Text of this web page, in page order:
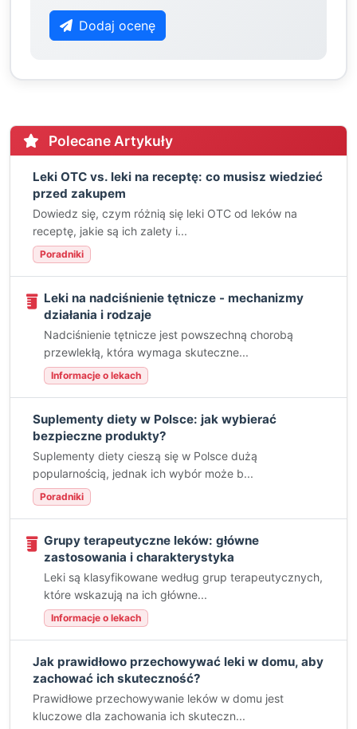
Dodaj ocenę
Polecane Artykuły
Leki OTC vs. leki na receptę: co musisz wiedzieć
przed zakupem
Dowiedz się, czym różnią się leki OTC od leków na
receptę, jakie są ich zalety i...
Poradniki
Leki na nadciśnienie tętnicze - mechanizmy
działania i rodzaje
Nadciśnienie tętnicze jest powszechną chorobą
przewlekłą, która wymaga skuteczne...
Informacje o lekach
Suplementy diety w Polsce: jak wybierać
bezpieczne produkty?
Suplementy diety cieszą się w Polsce dużą
popularnością, jednak ich wybór może b...
Poradniki
Grupy terapeutyczne leków: główne
zastosowania i charakterystyka
Leki są klasyfikowane według grup terapeutycznych,
które wskazują na ich główne...
Informacje o lekach
Jak prawidłowo przechowywać leki w domu, aby
zachować ich skuteczność?
Prawidłowe przechowywanie leków w domu jest
kluczowe dla zachowania ich skuteczn...